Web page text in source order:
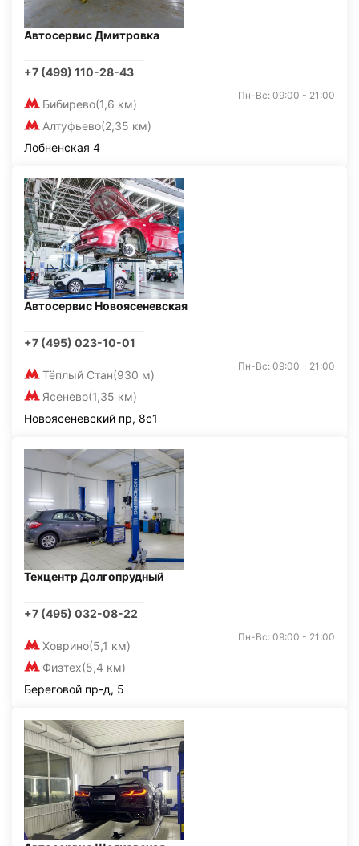
Автосервис Дмитровка
+7 (499) 110-28-43
Бибирево(1,6 км)
Алтуфьево(2,35 км)
Пн-Вс: 09:00 - 21:00
Лобненская 4
Автосервис Новоясеневская
+7 (495) 023-10-01
Тёплый Стан(930 м)
Ясенево(1,35 км)
Пн-Вс: 09:00 - 21:00
Новоясеневский пр, 8с1
Техцентр Долгопрудный
+7 (495) 032-08-22
Ховрино(5,1 км)
Физтех(5,4 км)
Пн-Вс: 09:00 - 21:00
Береговой пр-д, 5